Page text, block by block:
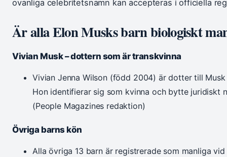
ovanliga celebritetsnamn kan accepteras i officiella
Är alla Elon Musks barn biologiskt
Vivian Musk – dottern som är transkvinna
Vivian Jenna Wilson (född 2004) är dotter till
Hon identifierar sig som kvinna och bytte juridiskt
(People Magazines redaktion)
Övriga barns kön
Alla övriga 13 barn är registrerade som manliga vid